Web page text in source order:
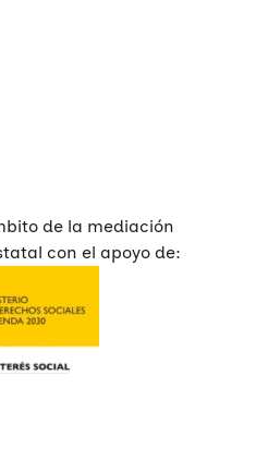
de la mediación
con el apoyo de: